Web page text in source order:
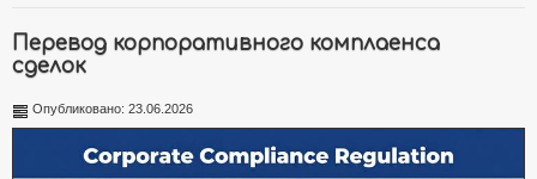
Перевод корпоративного комплаенса
сделок
Опубликовано: 23.06.2026